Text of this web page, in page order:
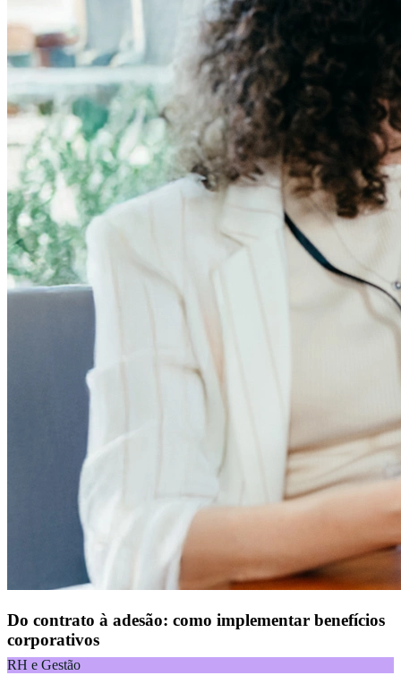
Do contrato à adesão: como implementar benefícios
corporativos
RH e Gestão